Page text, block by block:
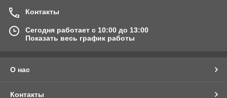
Контакты
Сегодня работает с 10:00 до 13:00
Показать весь график работы
О нас
Контакты